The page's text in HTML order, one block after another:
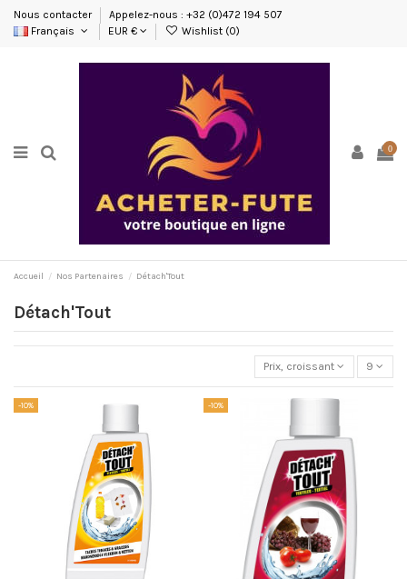
Nous contacter
Appelez-nous : +32 (0)472 194 507
Français
EUR € Wishlist (0)
0
Accueil Nos Partenaires Détach'Tout
Détach'Tout
Prix, croissant 9
-10% -10%